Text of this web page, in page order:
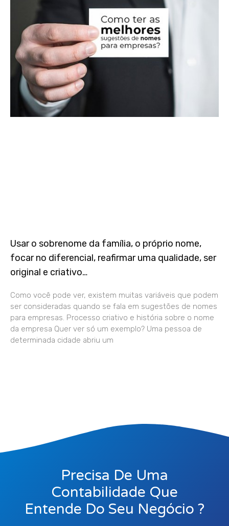
Usar o sobrenome da família, o próprio nome,
focar no diferencial, reafirmar uma qualidade, ser
original e criativo…
Como você pode ver, existem muitas variáveis que podem
ser consideradas quando se fala em sugestões de nomes
para empresas. Processo criativo e história sobre o nome
da empresa Quer ver só um exemplo? Uma pessoa de
determinada cidade abriu um
Precisa De Uma
Contabilidade Que
Entende Do Seu Negócio ?